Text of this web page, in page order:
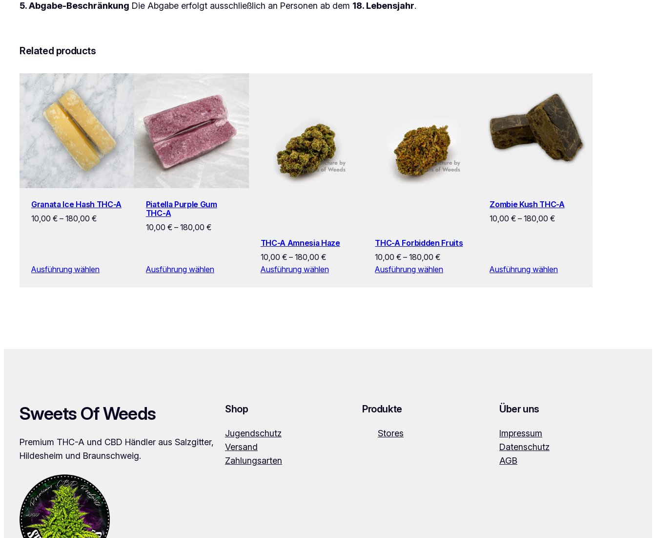
5. Abgabe-Beschränkung Die Abgabe erfolgt ausschließlich an Personen ab dem 18. Lebensjahr.
Related products
Granata Ice Hash THC-A
10,00 € – 180,00 €
Ausführung wählen
Piatella Purple Gum
THC-A
10,00 €– 180,00 €
Ausführung wählen
THC-A Amnesia Haze
10,00 €– 180,00 €
Ausführung wählen
THC-A Forbidden Fruits
10,00€ –180,00€
Ausführung wählen
Zombie Kush THC-A
10,00€ –180,00€
Ausführung wählen
Sweets Of Weeds
Premium THC-A und CBD Händler aus Salzgitter,
Hildesheim und Braunschweig.
Shop
Jugendschutz
Versand
Zahlungsarten
Produkte
Stores
Über uns
Impressum
Datenschutz
AGB